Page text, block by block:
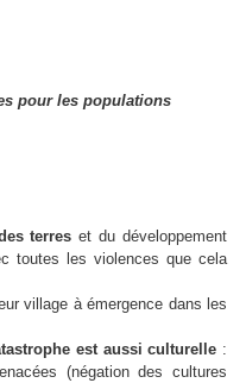
pour les populations
terres et du développement
toutes les violences que cela
village à émergence dans les
est aussi culturelle :
(négation des cultures